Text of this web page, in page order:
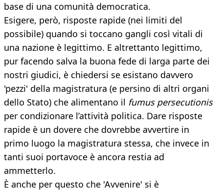
base di una comunità democratica.
Esigere, però, risposte rapide (nei limiti del
possibile) quando si toccano gangli così vitali di
una nazione è legittimo. E altrettanto legittimo,
pur facendo salva la buona fede di larga parte dei
nostri giudici, è chiedersi se esistano davvero
'pezzi' della magistratura (e persino di altri organi
dello Stato) che alimentano il fumus persecutionis
per condizionare l’attività politica. Dare risposte
rapide è un dovere che dovrebbe avvertire in
primo luogo la magistratura stessa, che invece in
tanti suoi portavoce è ancora restia ad
ammetterlo.
È anche per questo che 'Avvenire' si è